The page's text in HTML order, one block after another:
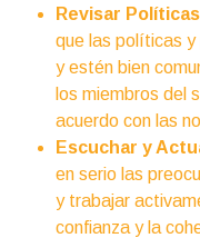
Revisar
que las políticas
y estén bien
los miembros del
acuerdo con las
Escuchar y
en serio las
y trabajar
confianza y la